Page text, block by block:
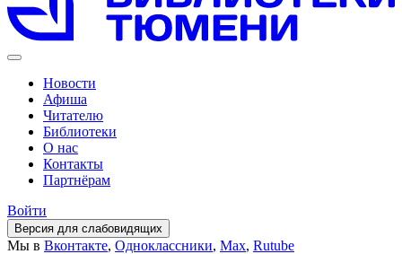
Новости
Афиша
Читателю
Библиотеки
О нас
Контакты
Партнёрам
Войти
Версия для слабовидящих
Мы в Вконтакте, Одноклассники, Max, Rutube